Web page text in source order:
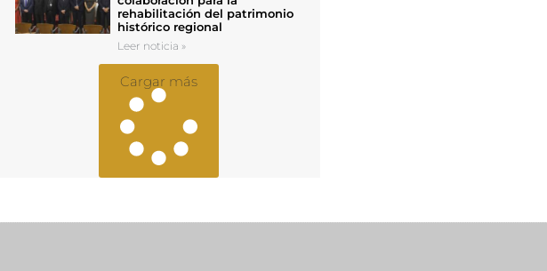
rehabilitación del patrimonio
histórico regional
Leer noticia »
Cargar más